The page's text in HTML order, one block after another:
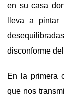
en su casa
lleva a pintar
disconforme
En la primera
que nos